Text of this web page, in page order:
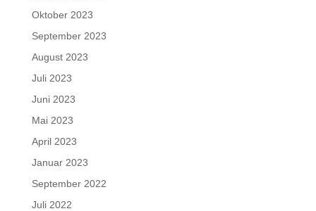
Oktober 2023
September 2023
August 2023
Juli 2023
Juni 2023
Mai 2023
April 2023
Januar 2023
September 2022
Juli 2022